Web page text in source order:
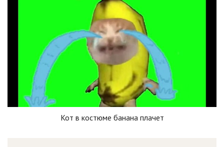
Кот в костюме банана плачет